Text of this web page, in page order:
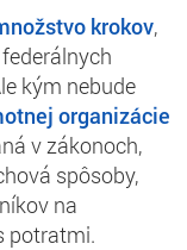
krokov,
kým nebude
organizácie
v zákonoch,
spôsoby,
na
potratmi.